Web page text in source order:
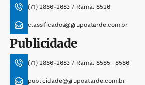
(71) 2886-2683 / Ramal 8526
classificados@grupoatarde.com.br
Publicidade
(71) 2886-2683 / Ramal 8585 | 8586
publicidade@grupoatarde.com.br